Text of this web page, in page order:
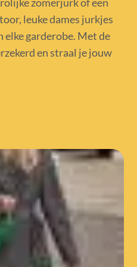
leuke dames jurkjes
elke garderobe. Met de
en straal je jouw